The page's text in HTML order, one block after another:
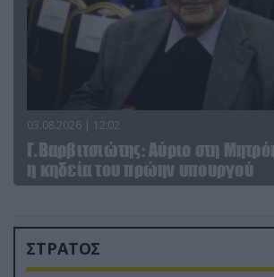
03.08.2026 | 12:02
Γ.Βαρβιτσιώτης: Aύριο στη
η κηδεία του πρώην υπουργού
ΣΤΡΑΤΟΣ